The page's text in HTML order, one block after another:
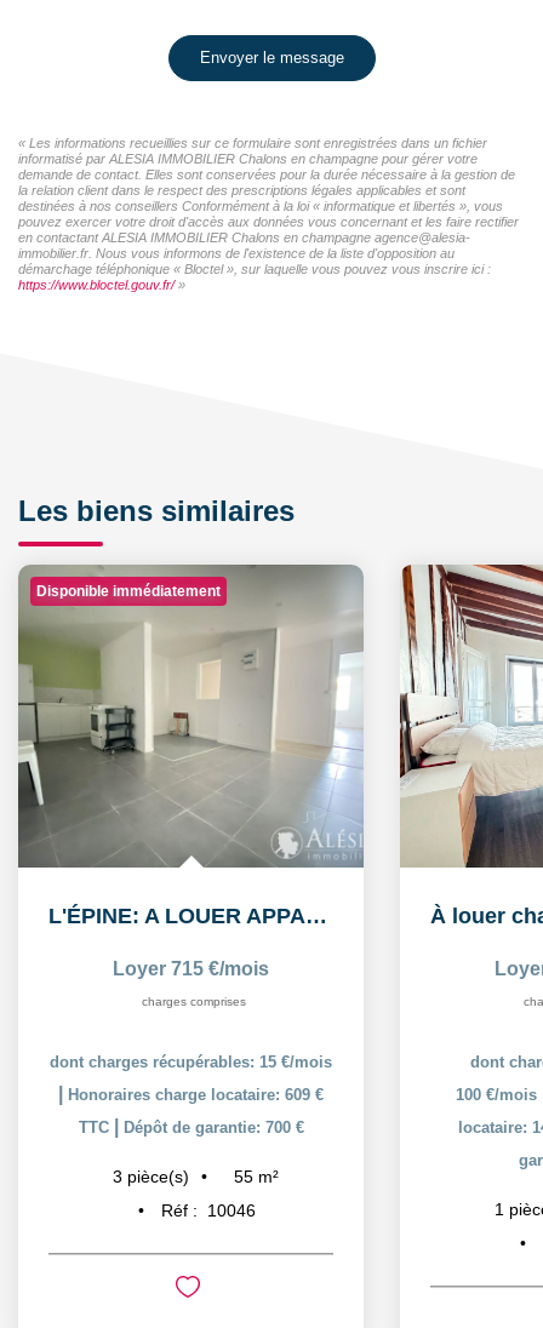
Envoyer le message
« Les informations recueillies sur ce formulaire sont enregistrées dans un fichier
informatisé par ALESIA IMMOBILIER Chalons en champagne pour gérer votre
demande de contact. Elles sont conservées pour la durée nécessaire à la gestion de
la relation client dans le respect des prescriptions légales applicables et sont
destinées à nos conseillers Conformément à la loi « informatique et libertés », vous
pouvez exercer votre droit d'accès aux données vous concernant et les faire rectifier
en contactant ALESIA IMMOBILIER Chalons en champagne agence@alesia-
immobilier.fr. Nous vous informons de l'existence de la liste d'opposition au
démarchage téléphonique « Bloctel », sur laquelle vous pouvez vous inscrire ici :
https://www.bloctel.gouv.fr/»
Les biens similaires
Disponible immédiatement
L'ÉPINE: A LOUER APPARTEMENT T3 55,38m² AVEC COUR ET PLACE...
Loyer 715 €/mois
charges comprises
dont charges récupérables: 15 €/mois
Honoraires charge locataire: 609 €
TTC
Dépôt de garantie: 700 €
3 pièce(s) 55 m²
Réf :
10046
dont
100 €/mois
locataire:
1